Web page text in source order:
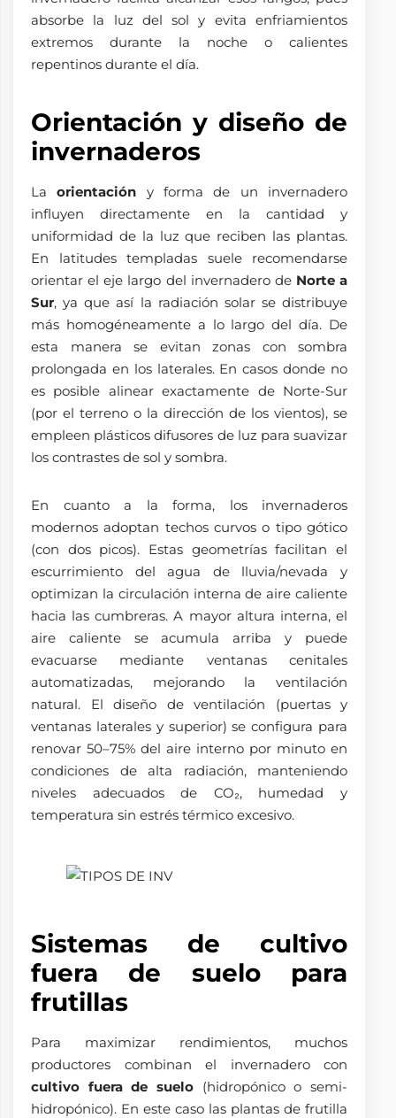
absorbe la luz del sol y evita enfriamientos
extremos durante la noche o calientes
repentinos durante el día.
Orientación y diseño de
invernaderos
Laorientación y forma de un invernadero
influyen directamente en la cantidad y
uniformidad de la luz que reciben las plantas.
En latitudes templadas suele recomendarse
orientar el eje largo del invernadero de Norte a
Sur, ya que así la radiación solar se distribuye
más homogéneamente a lo largo del día. De
esta manera se evitan zonas con sombra
prolongada en los laterales. En casos donde no
es posible alinear exactamente de Norte-Sur
(por el terreno o la dirección de los vientos), se
empleen plásticos difusores de luz para suavizar
los contrastes de sol y sombra.
En cuanto a la forma, los invernaderos
modernos adoptan techos curvos o tipo gótico
(con dos picos). Estas geometrías facilitan el
escurrimiento del agua de lluvia/nevada y
optimizan la circulación interna de aire caliente
hacia las cumbreras. A mayor altura interna, el
aire caliente se acumula arriba y puede
evacuarse mediante ventanas cenitales
automatizadas, mejorando la ventilación
natural. El diseño de ventilación (puertas y
ventanas laterales y superior) se configura para
renovar 50–75% del aire interno por minuto en
condiciones de alta radiación, manteniendo
niveles adecuados de CO₂, humedad y
temperatura sin estrés térmico excesivo.
Sistemas de cultivo
fuera de suelo para
frutillas
Para maximizar rendimientos, muchos
productores combinan el invernadero con
cultivo fuera de suelo (hidropónico o semi-
hidropónico). En este caso las plantas de frutilla